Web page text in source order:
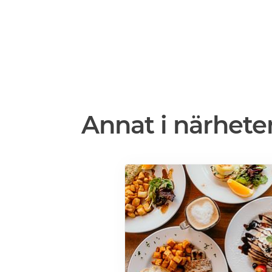
Annat i